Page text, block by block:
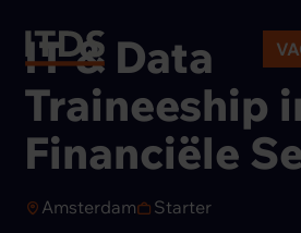
IT & Data
Traineeship
Financiële
Amsterdam Starter